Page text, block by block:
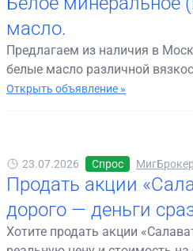
масло.
Предлагаем из наличия в
белые масло различной
Открыть объявление »
23.07.2026 Спрос МигБрокер
Продать акции
дорого — деньги
Хотите продать акции